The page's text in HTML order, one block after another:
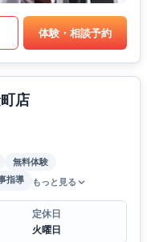
体験・相談予約
店
無料体験
指導 もっと見る
定休日
火曜日